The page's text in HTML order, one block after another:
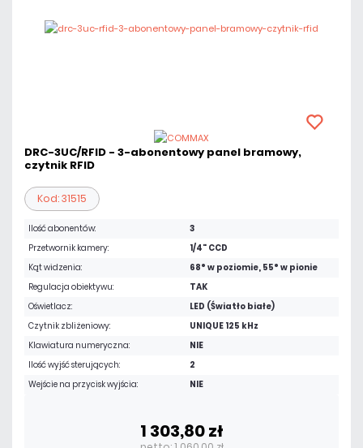
DRC-3UC/RFID - 3-abonentowy panel bramowy,
czytnik RFID
Kod: 31515
Ilość abonentów:
3
Przetwornik kamery:
1/4" CCD
Kąt widzenia:
68° w poziomie, 55° w pionie
Regulacja obiektywu:
TAK
Oświetlacz:
LED (Światło białe)
Czytnik zbliżeniowy:
UNIQUE 125 kHz
Klawiatura numeryczna:
NIE
Ilość wyjść sterujących:
2
Wejście na przycisk wyjścia:
NIE
1 303,80 zł